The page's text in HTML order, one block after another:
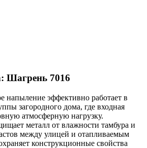
Шагрень 7016
напыление эффективно работает в
загородного дома, где входная
атмосферную нагрузку.
металл от влажности тамбура и
между улицей и отапливаемым
конструкционные свойства